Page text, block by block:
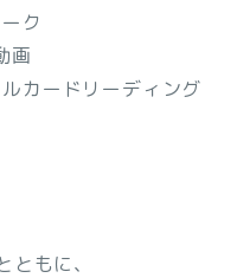
ク
画
カードリーディング
もに、